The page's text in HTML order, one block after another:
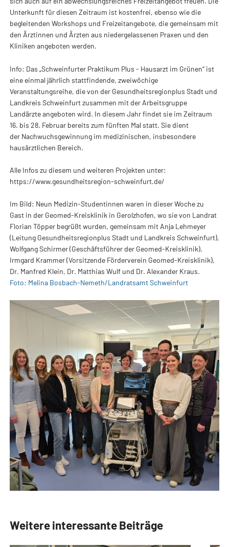
Unterkunft für diesen Zeitraum ist kostenfrei, ebenso wie die
begleitenden Workshops und Freizeitangebote, die gemeinsam mit
den Ärztinnen und Ärzten aus niedergelassenen Praxen und den
Kliniken angeboten werden.
Info: Das „Schweinfurter Praktikum Plus - Hausarzt im Grünen“ ist
eine einmal jährlich stattfindende, zweiwöchige
Veranstaltungsreihe, die von der Gesundheitsregionplus Stadt und
Landkreis Schweinfurt zusammen mit der Arbeitsgruppe
Landärzte angeboten wird. In diesem Jahr findet sie im Zeitraum
16. bis 28. Februar bereits zum fünften Mal statt. Sie dient
der Nachwuchsgewinnung im medizinischen, insbesondere
hausärztlichen Bereich.
Alle Infos zu diesem und weiteren Projekten unter:
https://www.gesundheitsregion-schweinfurt.de/
Im Bild: Neun Medizin-Studentinnen waren in dieser Woche zu
Gast in der Geomed-Kreisklinik in Gerolzhofen, wo sie von Landrat
Florian Töpper begrüßt wurden, gemeinsam mit Anja Lehmeyer
(Leitung Gesundheitsregionplus Stadt und Landkreis Schweinfurt),
Wolfgang Schirmer (Geschäftsführer der Geomed-Kreisklinik),
Irmgard Krammer (Vorsitzende Förderverein Geomed-Kreisklinik),
Dr. Manfred Klein, Dr. Matthias Wulf und Dr. Alexander Kraus.
Foto: Melina Bosbach-Nemeth/Landratsamt Schweinfurt
Weitere interessante Beiträge